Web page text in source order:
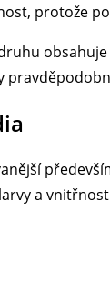
protože
a